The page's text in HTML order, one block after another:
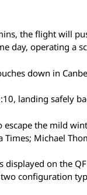
the flight will
day, operating a
down in
landing safely
the mild
Michael
displayed on the
configuration